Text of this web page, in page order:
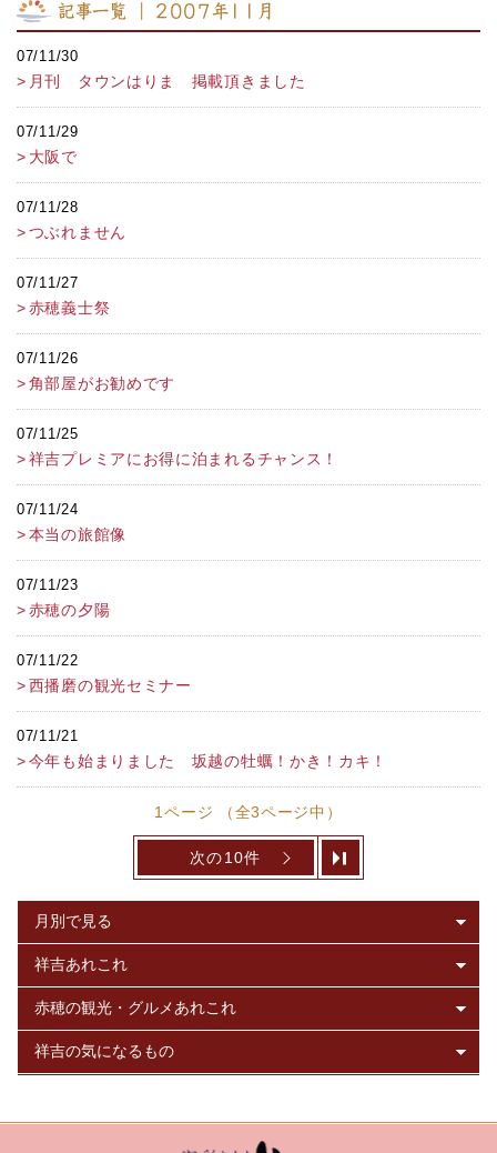
記事一覧 ｜ 2007年11月
07/11/30
月刊 タウンはりま 掲載頂きました
07/11/29
大阪で
07/11/28
つぶれません
07/11/27
赤穂義士祭
07/11/26
角部屋がお勧めです
07/11/25
祥吉プレミアにお得に泊まれるチャンス！
07/11/24
本当の旅館像
07/11/23
赤穂の夕陽
07/11/22
西播磨の観光セミナー
07/11/21
今年も始まりました 坂越の牡蠣！かき！カキ！
1ページ （全3ページ中）
次の10件